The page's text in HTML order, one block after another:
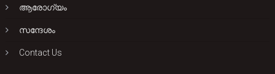
ആരോഗ്യം
സന്ദേശം
Contact Us